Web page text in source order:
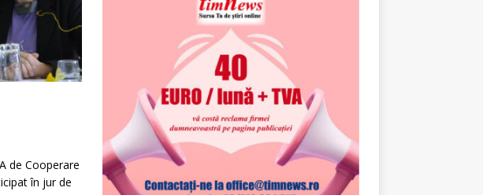
de Cooperare
în jur de